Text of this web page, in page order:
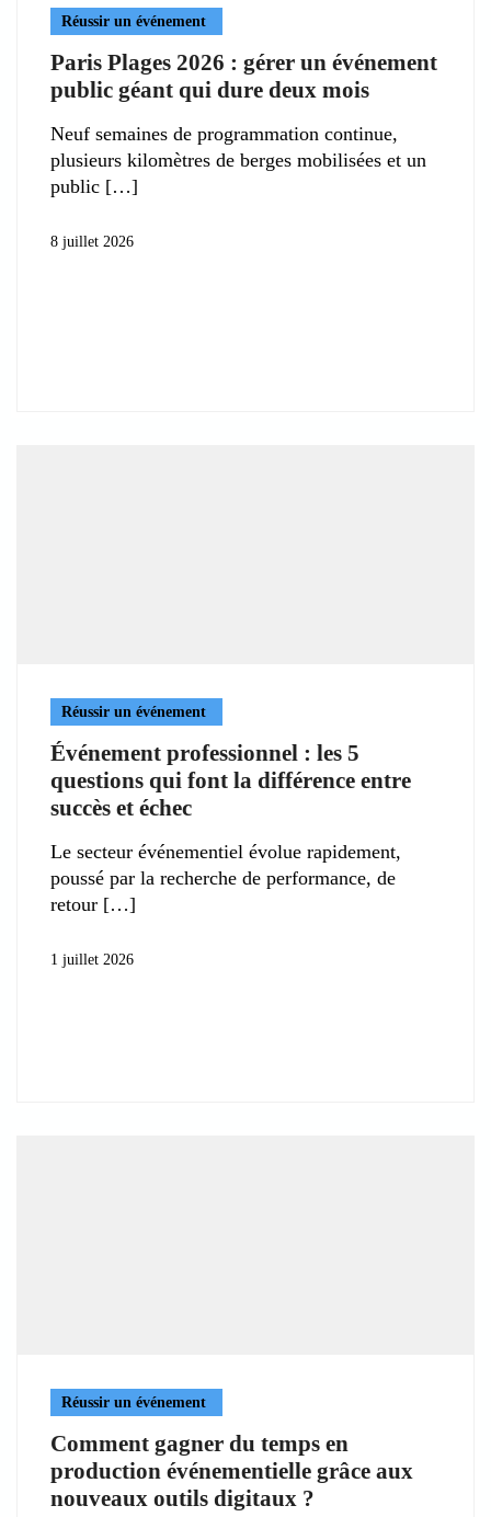
Réussir un événement
Paris Plages 2026 : gérer un événement
public géant qui dure deux mois
Neuf semaines de programmation continue,
plusieurs kilomètres de berges mobilisées et un
public
8 juillet 2026
Réussir un événement
Événement professionnel : les 5
questions qui font la différence entre
succès et échec
Le secteur événementiel évolue rapidement,
poussé par la recherche de performance, de
retour
1 juillet 2026
Réussir un événement
Comment gagner du temps en
production événementielle grâce aux
nouveaux outils digitaux ?